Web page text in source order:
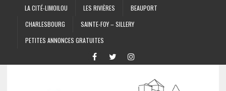
LA CITÉ-LIMOILOU LES RIVIÈRES
BEAUPORT
CHARLESBOURG
SAINTE-FOY – SILLERY
PETITES ANNONCES GRATUITES